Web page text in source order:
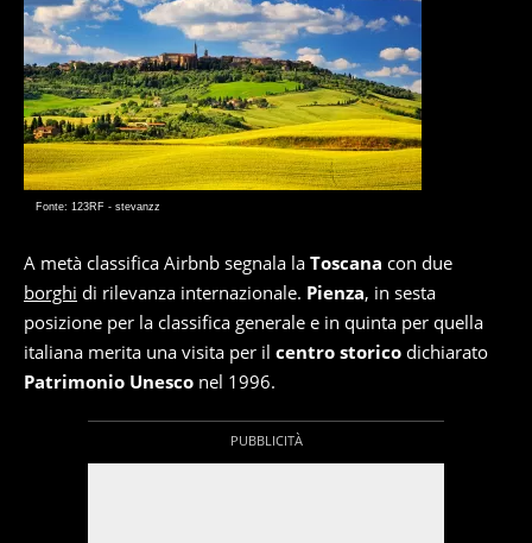
Fonte: 123RF - stevanzz
A metà classifica Airbnb segnala la Toscana con due
borghi di rilevanza internazionale. Pienza, in sesta
posizione per la classifica generale e in quinta per quella
italiana merita una visita per il centro storico dichiarato
Patrimonio Unesco nel 1996.